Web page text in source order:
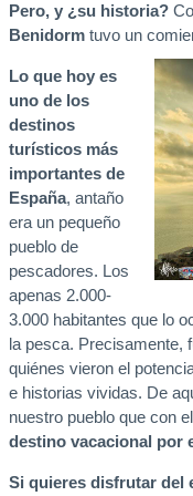
Pero, y ¿su historia?
Benidorm tuvo un
Lo que hoy es
uno de los
destinos
turísticos más
importantes de
España, antaño
era un pequeño
pueblo de
pescadores. Los
apenas 2.000-
3.000 habitantes que lo
la pesca. Precisamente,
quiénes vieron el
e historias vividas. De
nuestro pueblo que con
destino vacacional por
Si quieres disfrutar del